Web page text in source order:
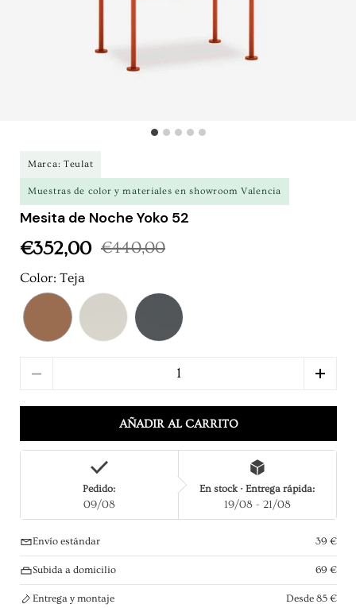
Marca: Teulat
Muestras de color y materiales en showroom Valencia
Mesita de Noche Yoko 52
Precio rebajado
€352,00
Precio normal €440,00
Color: Teja
AÑADIR AL CARRITO
Pedido:
09/08
En stock · Entrega rápida:
19/08 - 21/08
Envío estándar 39 €
Subida a domicilio 69 €
Entrega y montaje Desde 85 €